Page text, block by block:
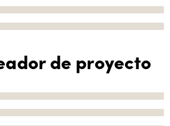
de proyecto